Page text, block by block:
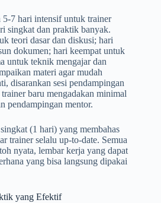
7 hari intensif untuk trainer
singkat dan praktik banyak.
teori dasar dan diskusi; hari
dokumen; hari keempat untuk
untuk teknik mengajar dan
materi agar mudah
disarankan sesi pendampingan
baru mengadakan minimal
pendampingan mentor.
(1 hari) yang membahas
trainer selalu up-to-date. Semua
nyata, lembar kerja yang dapat
yang bisa langsung dipakai
yang Efektif